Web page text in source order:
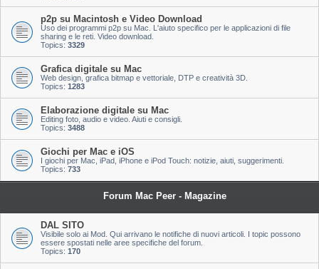
p2p su Macintosh e Video Download
Uso dei programmi p2p su Mac. L'aiuto specifico per le applicazioni di file
sharing e le reti. Video download.
Topics: 3329
Grafica digitale su Mac
Web design, grafica bitmap e vettoriale, DTP e creatività 3D.
Topics: 1283
Elaborazione digitale su Mac
Editing foto, audio e video. Aiuti e consigli.
Topics: 3488
Giochi per Mac e iOS
I giochi per Mac, iPad, iPhone e iPod Touch: notizie, aiuti, suggerimenti.
Topics: 733
Forum Mac Peer - Magazine
DAL SITO
Visibile solo ai Mod. Qui arrivano le notifiche di nuovi articoli. I topic possono
essere spostati nelle aree specifiche del forum.
Topics: 170